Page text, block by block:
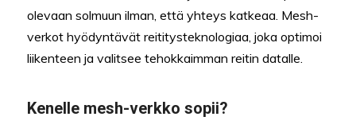
olevaan solmuun ilman, että yhteys katkeaa. Mesh-
verkot hyödyntävät reititysteknologiaa, joka optimoi
liikenteen ja valitsee tehokkaimman reitin datalle.
Kenelle mesh-verkko sopii?